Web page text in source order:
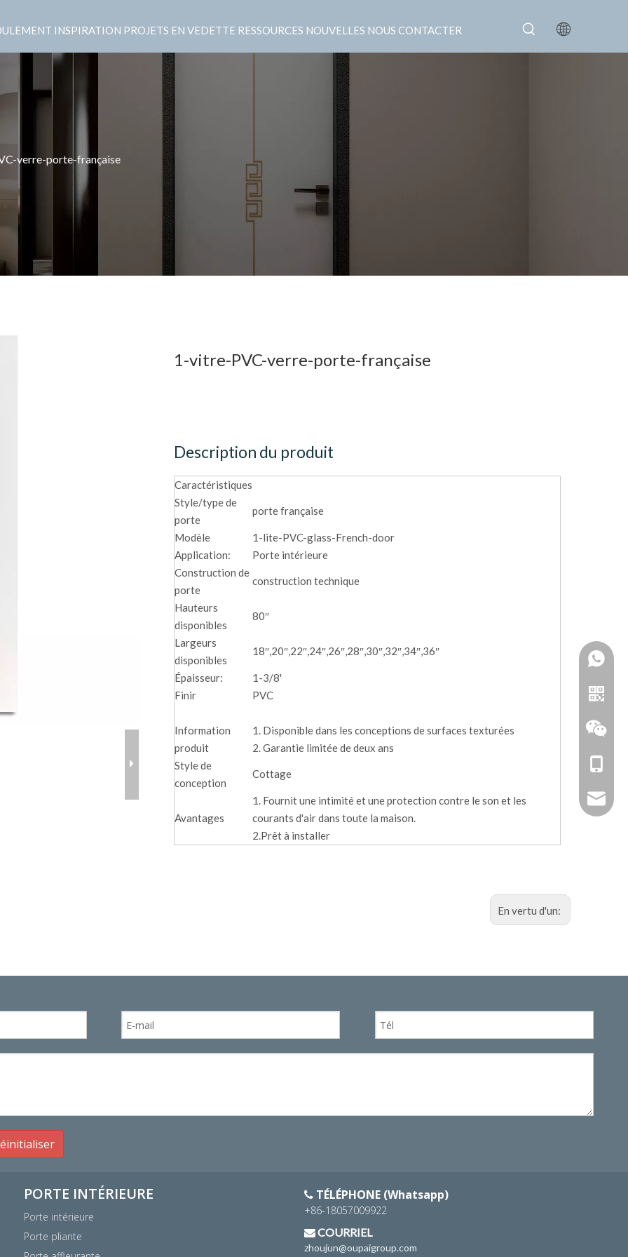
INSPIRATION PROJETS EN VEDETTE RESSOURCES NOUVELLES NOUS CONTACTER
verre-porte-française
1-vitre-PVC-verre-porte-française
Description du produit
Caractéristiques
Style/type de
porte
porte française
Modèle
1-lite-PVC-glass-French-door
Application:
Porte intérieure
Construction de
porte
construction technique
Hauteurs
disponibles
80″
Largeurs
disponibles
18″,20″,22″,24″,26″,28″,30″,32″,34″,36″
Épaisseur:
1-3/8'
Finir
PVC
Information
produit
1. Disponible dans les conceptions de surfaces texturées
2. Garantie limitée de deux ans
Style de
conception
Cottage
Avantages
1. Fournit une intimité et une protection contre le son et les
courants d'air dans toute la maison.
2.Prêt à installer
En vertu d'un:
PORTE INTÉRIEURE
Porte intérieure
Porte pliante
 TÉLÉPHONE (Whatsapp)
+86-18057009922
COURRIEL
zhoujun@oupaigroup.com